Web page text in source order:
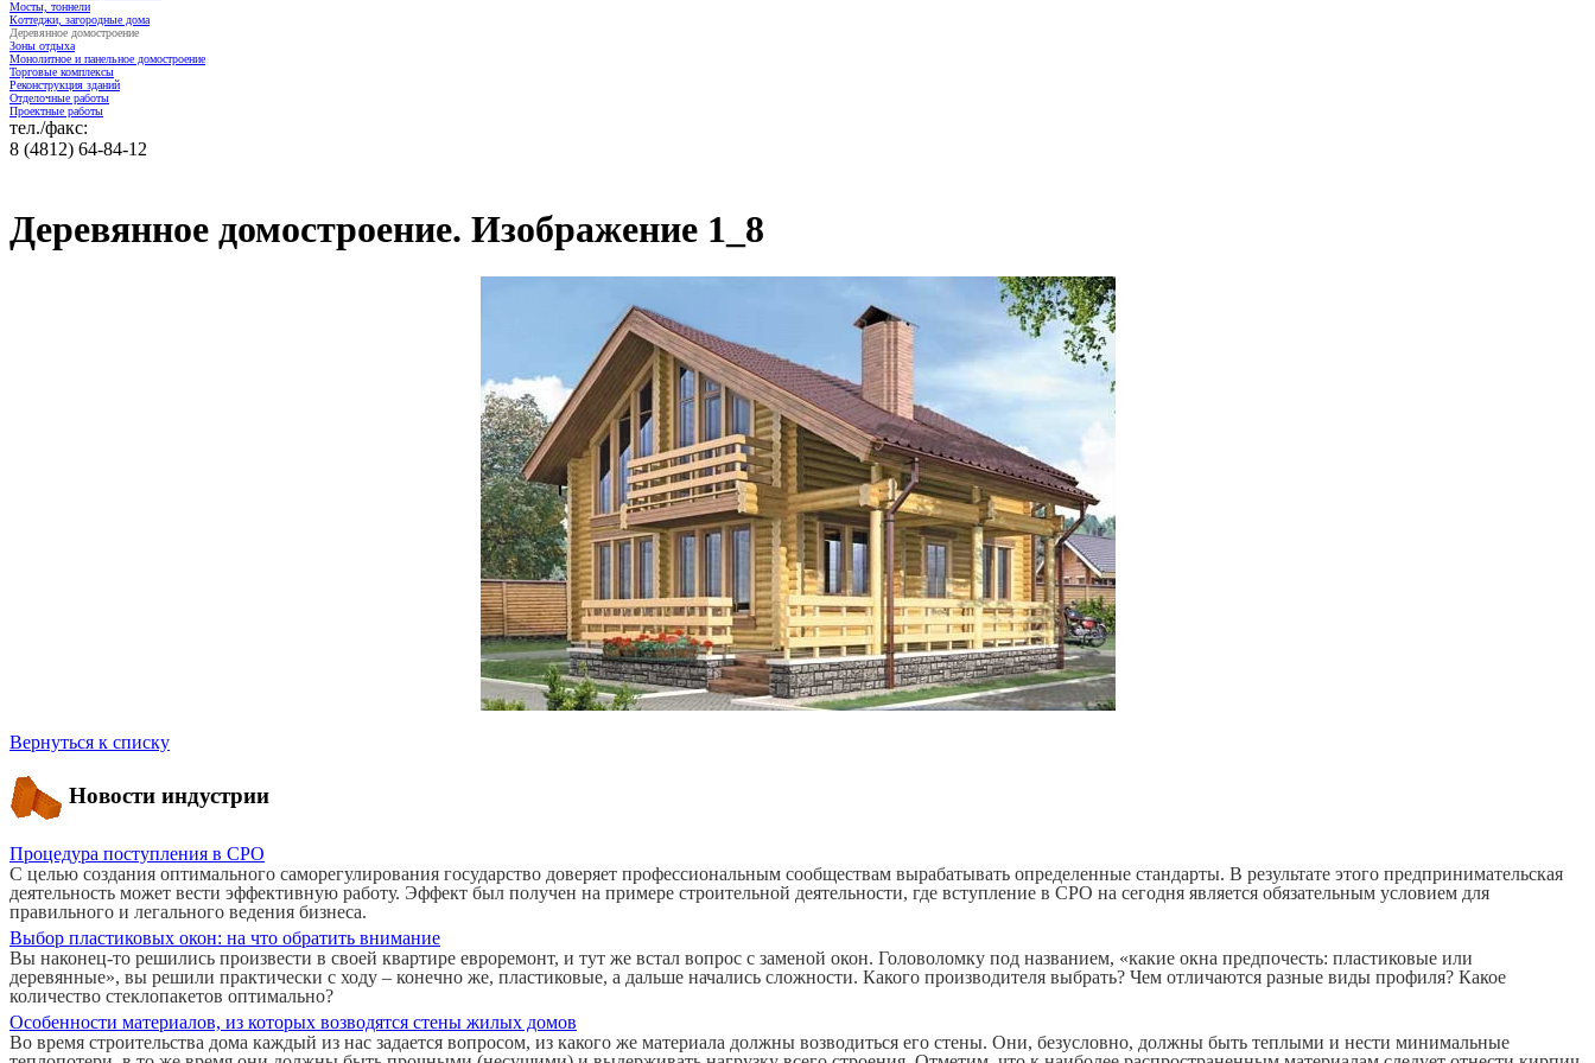
Мосты, тоннели
Коттеджи, загородные дома
Деревянное домостроение
Зоны отдыха
Монолитное и панельное домостроение
Торговые комплексы
Реконструкция зданий
Отделочные работы
Проектные работы
тел./факс:
8 (4812) 64-84-12
Деревянное домостроение. Изображение 1_8
Вернуться к списку
Новости индустрии
Процедура поступления в СРО
С целью создания оптимального саморегулирования государство доверяет профессиональным сообществам вырабатывать определенные стандарты. В результате этого предпринимательская
деятельность может вести эффективную работу. Эффект был получен на примере строительной деятельности, где вступление в СРО на сегодня является обязательным условием для
правильного и легального ведения бизнеса.
Выбор пластиковых окон: на что обратить внимание
Вы наконец-то решились произвести в своей квартире евроремонт, и тут же встал вопрос с заменой окон. Головоломку под названием, «какие окна предпочесть: пластиковые или
деревянные», вы решили практически с ходу – конечно же, пластиковые, а дальше начались сложности. Какого производителя выбрать? Чем отличаются разные виды профиля? Какое
количество стеклопакетов оптимально?
Особенности материалов, из которых возводятся стены жилых домов
Во время строительства дома каждый из нас задается вопросом, из какого же материала должны возводиться его стены. Они, безусловно, должны быть теплыми и нести минимальные